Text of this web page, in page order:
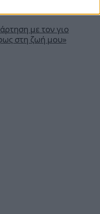
με τον γιο
στη ζωή μου»